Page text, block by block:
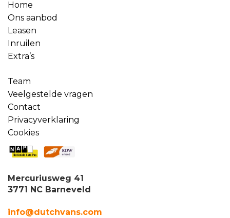
Home
Ons aanbod
Leasen
Inruilen
Extra’s
Team
Veelgestelde vragen
Contact
Privacyverklaring
Cookies
Mercuriusweg 41
3771 NC Barneveld
info@dutchvans.com